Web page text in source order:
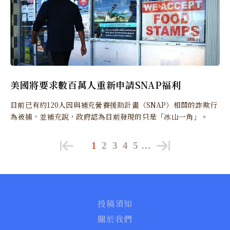
美國將要求數百萬人重新申請SNAP福利
目前已有約120人因與補充營養援助計畫（SNAP）相關的詐欺行
為被捕，並補充說，政府認為目前發現的只是「冰山一角」。
1 2 3 4 5 …
投稿須知
關於我們